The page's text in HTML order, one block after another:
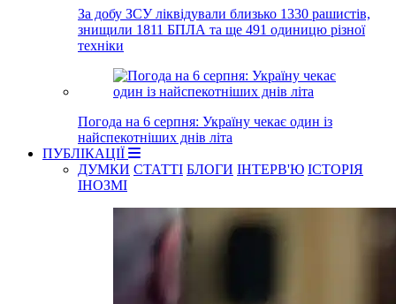
За добу ЗСУ ліквідували близько 1330 рашистів,
знищили 1811 БПЛА та ще 491 одиницю різної
техніки
Погода на 6 серпня: Україну чекає один із
найспекотніших днів літа
ПУБЛІКАЦІЇ
ДУМКИ СТАТТІ БЛОГИ ІНТЕРВ'Ю ІСТОРІЯ
ІНОЗМІ